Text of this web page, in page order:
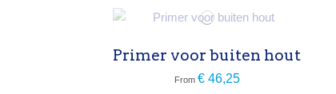
Primer voor buiten hout
From € 46,25